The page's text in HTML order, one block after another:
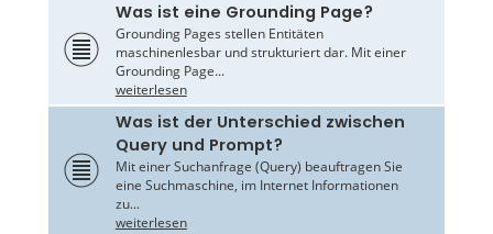
Was ist eine Grounding Page?
Grounding Pages stellen Entitäten
maschinenlesbar und strukturiert dar. Mit einer
Grounding Page...
weiterlesen
Was ist der Unterschied zwischen
Query und Prompt?
Mit einer Suchanfrage (Query) beauftragen Sie
eine Suchmaschine, im Internet Informationen
zu...
weiterlesen